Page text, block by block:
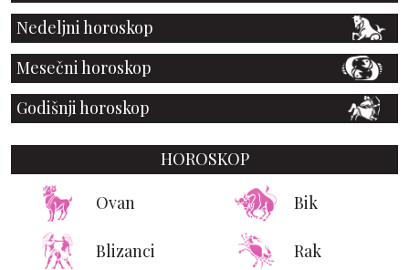
Nedeljni horoskop
Mesečni horoskop
Godišnji horoskop
HOROSKOP
Ovan Bik
Blizanci Rak